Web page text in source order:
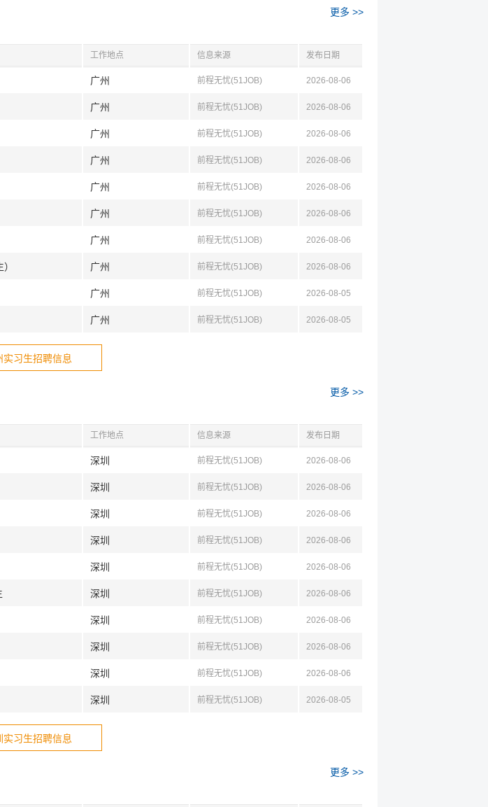
更多 >>
工作地点 信息来源 发布日期
广州 前程无忧(51JOB) 2026-08-06
广州 前程无忧(51JOB) 2026-08-06
广州 前程无忧(51JOB) 2026-08-06
广州 前程无忧(51JOB) 2026-08-06
广州 前程无忧(51JOB) 2026-08-06
广州 前程无忧(51JOB) 2026-08-06
广州 前程无忧(51JOB) 2026-08-06
广州 前程无忧(51JOB) 2026-08-06
广州 前程无忧(51JOB) 2026-08-05
广州 前程无忧(51JOB) 2026-08-05
实习生招聘信息
更多 >>
工作地点 信息来源 发布日期
深圳 前程无忧(51JOB) 2026-08-06
深圳 前程无忧(51JOB) 2026-08-06
深圳 前程无忧(51JOB) 2026-08-06
深圳 前程无忧(51JOB) 2026-08-06
深圳 前程无忧(51JOB) 2026-08-06
深圳 前程无忧(51JOB) 2026-08-06
深圳 前程无忧(51JOB) 2026-08-06
深圳 前程无忧(51JOB) 2026-08-06
深圳 前程无忧(51JOB) 2026-08-06
深圳 前程无忧(51JOB) 2026-08-05
实习生招聘信息
更多 >>